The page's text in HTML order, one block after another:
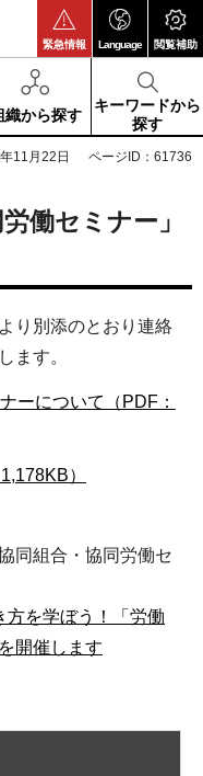
緊急情報 Language 閲覧補助
織から探す
キーワードから
探す
11月22日 ページID：61736
働セミナー」
り別添のとおり連絡
ます。
ーについて（PDF：
）
同組合・協同労働セ
方を学ぼう！「労働
開催します